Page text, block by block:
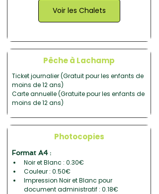
Voir les Chalets
Pêche à Lachamp
Ticket journalier (Gratuit pour les enfants de
moins de 12 ans)
Carte annuelle (Gratuite pour les enfants de
moins de 12 ans)
Photocopies
Format A4 :
Noir et Blanc : 0.30€
Couleur : 0.50€
Impression Noir et Blanc pour
document administratif : 0.18€